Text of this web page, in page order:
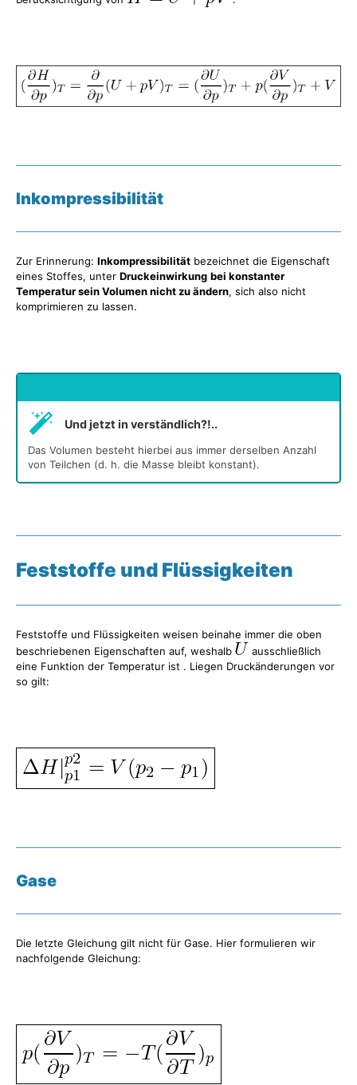
Inkompressibilität
Zur Erinnerung: Inkompressibilität bezeichnet die Eigenschaft
eines Stoffes, unter Druckeinwirkung bei konstanter
Temperatur sein Volumen nicht zu ändern, sich also nicht
komprimieren zu lassen.
Und jetzt in verständlich?!..
Das Volumen besteht hierbei aus immer derselben Anzahl
von Teilchen (d. h. die Masse bleibt konstant).
Feststoffe und Flüssigkeiten
Feststoffe und Flüssigkeiten weisen beinahe immer die oben
beschriebenen Eigenschaften auf, weshalb
ausschließlich
eine Funktion der Temperatur ist . Liegen Druckänderungen vor
so gilt:
Gase
Die letzte Gleichung gilt nicht für Gase. Hier formulieren wir
nachfolgende Gleichung: